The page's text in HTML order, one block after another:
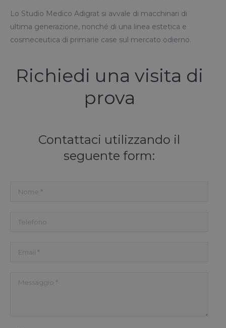
Lo Studio Medico Adigrat si avvale di macchinari di
ultima generazione, nonché di una linea estetica e
cosmeceutica di primarie case sul mercato odierno.
Richiedi una visita di
prova
Contattaci utilizzando il
seguente form: